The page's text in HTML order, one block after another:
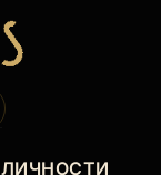
ЛИЧНОСТИ